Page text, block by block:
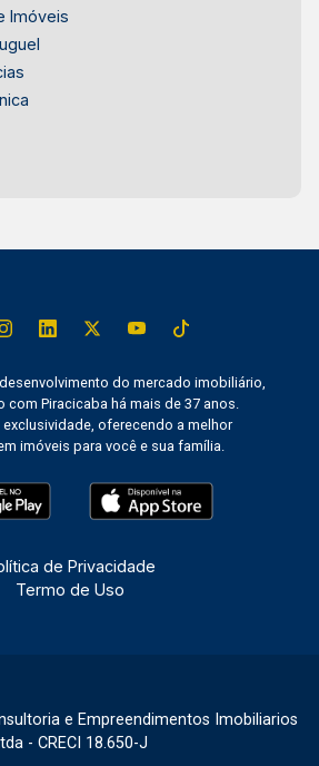
Imóveis
do mercado imobiliário,
com Piracicaba há mais de 37 anos.
oferecendo a melhor
imóveis para você e sua família.
de Privacidade
Termo de Uso
e Empreendimentos Imobiliarios
- CRECI 18.650-J